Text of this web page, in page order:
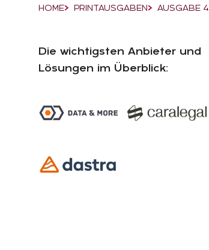
Breadcrumb-Navigation
HOME PRINTAUSGABEN AUSGABE
Die wichtigsten Anbieter und
Lösungen im Überblick: